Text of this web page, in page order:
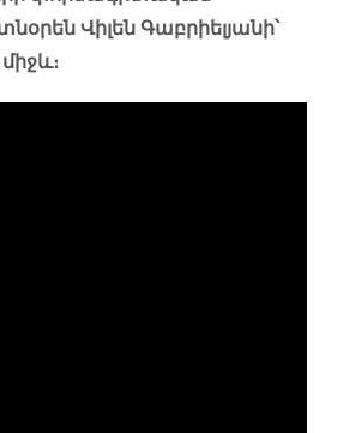
Վիլեն Գաբրիելյանի՝